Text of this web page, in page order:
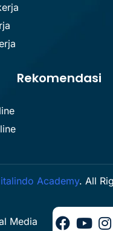
Rekomendasi
Academy. All
Media